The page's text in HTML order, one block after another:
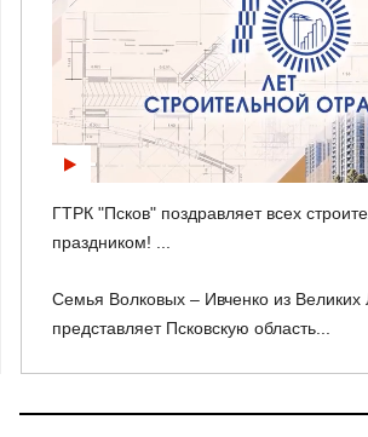
ГТРК "Псков" поздравляет всех
праздником! ...
Семья Волковых – Ивченко из Великих
представляет Псковскую область...